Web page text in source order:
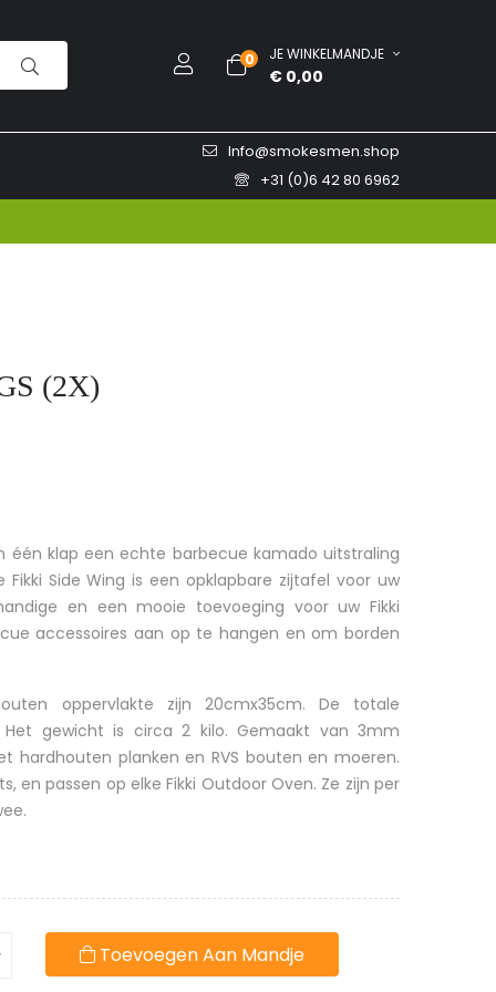
0 JE WINKELMANDJE
€ 0,00
Info@smokesmen.shop
+31 (0)6 42 80 6962
(2X)
één klap een echte barbecue kamado uitstraling
Side Wing is een opklapbare zijtafel voor uw
en een mooie toevoeging voor uw Fikki
accessoires aan op te hangen en om borden
oppervlakte zijn 20cmx35cm. De totale
Het gewicht is circa 2 kilo. Gemaakt van 3mm
hardhouten planken en RVS bouten en moeren.
en passen op elke Fikki Outdoor Oven. Ze zijn per
Toevoegen Aan Mandje